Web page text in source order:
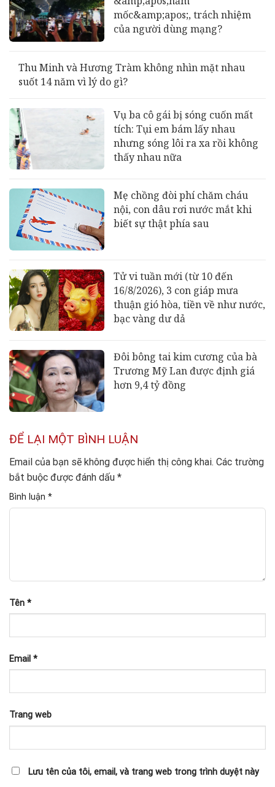
mốc&amp;apos;, trách nhiệm
của người dùng mạng?
Thu Minh và Hương Tràm không nhìn mặt nhau
suốt 14 năm vì lý do gì?
Vụ ba cô gái bị sóng cuốn mất
tích: Tụi em bám lấy nhau
nhưng sóng lôi ra xa rồi không
thấy nhau nữa
Mẹ chồng đòi phí chăm cháu
nội, con dâu rơi nước mắt khi
biết sự thật phía sau
Tử vi tuần mới (từ 10 đến
16/8/2026), 3 con giáp mưa
thuận gió hòa, tiền về như nước,
bạc vàng dư dả
Đôi bông tai kim cương của bà
Trương Mỹ Lan được định giá
hơn 9,4 tỷ đồng
ĐỂ LẠI MỘT BÌNH LUẬN
Email của bạn sẽ không được hiển thị công khai. Các trường
bắt buộc được đánh dấu *
Bình luận *
Tên *
Email *
Trang web
Lưu tên của tôi, email, và trang web trong trình duyệt này